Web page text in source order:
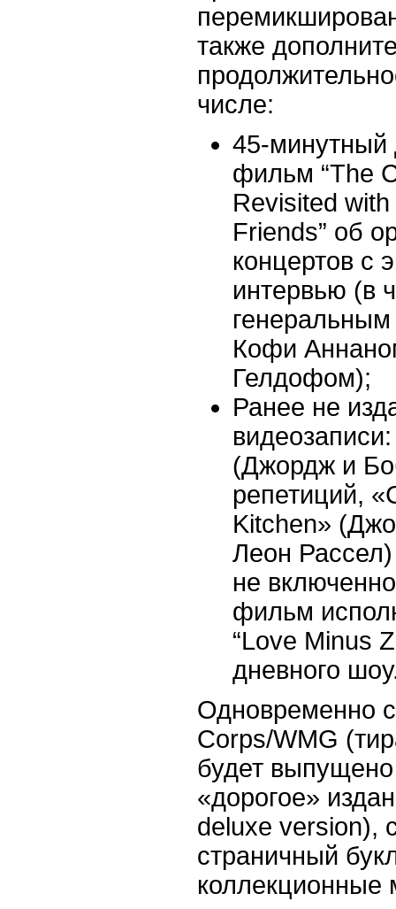
также
числе:
45-минутный
фильм “The
Revisited
Friends” об
концертов с
интервью (в
Кофи
Гелдофом);
Ранее не
(Джордж и
репетиций,
Kitchen»
Леон
не
фильм
“Love Minus
дневного
Одновременно
Corps/WMG
будет
«дорогое»
deluxe version),
страничный
коллекционные